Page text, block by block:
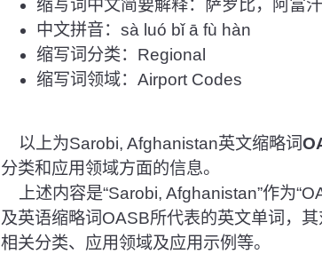
缩写词中文简要解释：萨罗比，阿富汗
中文拼音：sà luó bǐ ā fù hàn
缩写词分类：Regional
缩写词领域：Airport Codes
以上为Sarobi, Afghanistan英文缩略词
分类和应用领域方面的信息。
上述内容是“Sarobi, Afghanistan”作为
及英语缩略词OASB所代表的英文单词，
相关分类、应用领域及应用示例等。